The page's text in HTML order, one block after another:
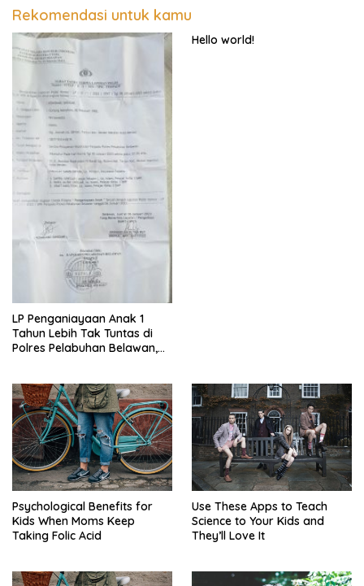
Rekomendasi untuk kamu
LP Penganiayaan Anak 1
Tahun Lebih Tak Tuntas di
Polres Pelabuhan Belawan,
Hello world!
Psychological Benefits for
Kids When Moms Keep
Taking Folic Acid
Use These Apps to Teach
Science to Your Kids and
They’ll Love It